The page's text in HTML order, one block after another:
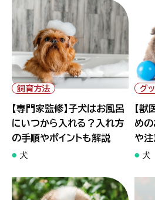
" alt="【専門家監修】子犬はお
風呂にいつから入れる？入れ方
の手順やポイントも解説">
飼育方法
【専門家監修】子犬はお風呂
にいつから入れる？入れ方
の手順やポイントも解説
犬
"
すす
や注
グ
【
め
や注
犬